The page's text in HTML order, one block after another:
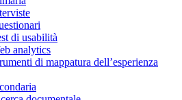
di usabilità
analytics
di mappatura dell’esperienza